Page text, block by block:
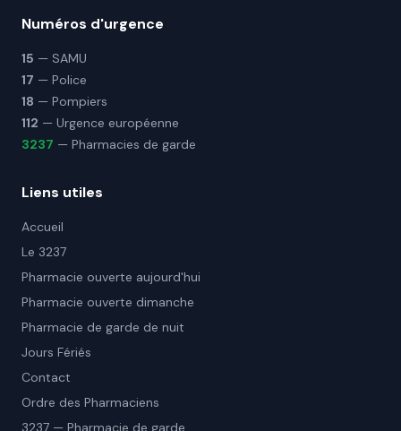
Numéros d'urgence
15 — SAMU
17 — Police
18 — Pompiers
112 — Urgence européenne
3237 — Pharmacies de garde
Liens utiles
Accueil
Le 3237
Pharmacie ouverte aujourd'hui
Pharmacie ouverte dimanche
Pharmacie de garde de nuit
Jours Fériés
Contact
Ordre des Pharmaciens
3237 — Pharmacie de garde